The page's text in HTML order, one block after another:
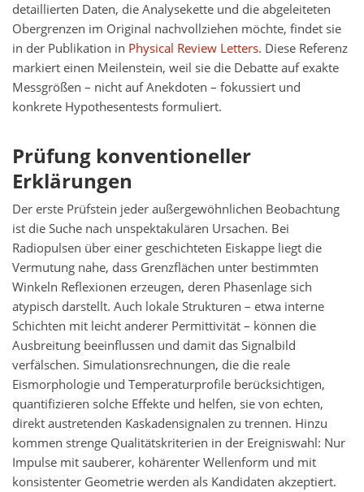
detaillierten Daten, die Analysekette und die abgeleiteten
Obergrenzen im Original nachvollziehen möchte, findet sie
in der Publikation in Physical Review Letters. Diese Referenz
markiert einen Meilenstein, weil sie die Debatte auf exakte
Messgrößen – nicht auf Anekdoten – fokussiert und
konkrete Hypothesentests formuliert.
Prüfung konventioneller
Erklärungen
Der erste Prüfstein jeder außergewöhnlichen Beobachtung
ist die Suche nach unspektakulären Ursachen. Bei
Radiopulsen über einer geschichteten Eiskappe liegt die
Vermutung nahe, dass Grenzflächen unter bestimmten
Winkeln Reflexionen erzeugen, deren Phasenlage sich
atypisch darstellt. Auch lokale Strukturen – etwa interne
Schichten mit leicht anderer Permittivität – können die
Ausbreitung beeinflussen und damit das Signalbild
verfälschen. Simulationsrechnungen, die die reale
Eismorphologie und Temperaturprofile berücksichtigen,
quantifizieren solche Effekte und helfen, sie von echten,
direkt austretenden Kaskadensignalen zu trennen. Hinzu
kommen strenge Qualitätskriterien in der Ereigniswahl: Nur
Impulse mit sauberer, kohärenter Wellenform und mit
konsistenter Geometrie werden als Kandidaten akzeptiert.